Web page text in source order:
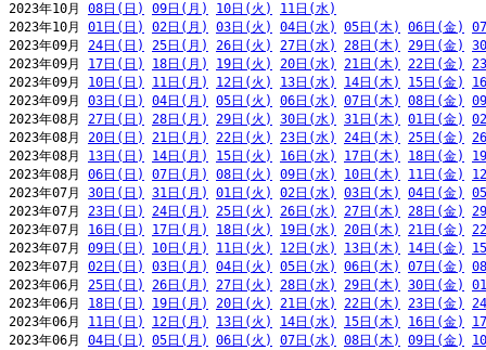
2023年10月 08日(日) 09日(月) 10日(火)
11日(水)
2023年10月 01日(日) 02日(月) 03日(火) 04日(水) 05日(木) 06日(金)
2023年09月 24日(日) 25日(月) 26日(火) 27日(水) 28日(木) 29日(金)
2023年09月 17日(日) 18日(月) 19日(火) 20日(水) 21日(木) 22日(金)
2023年09月 10日(日) 11日(月) 12日(火) 13日(水) 14日(木) 15日(金)
2023年09月 03日(日) 04日(月) 05日(火) 06日(水) 07日(木) 08日(金)
2023年08月 27日(日) 28日(月) 29日(火) 30日(水) 31日(木) 01日(金)
2023年08月 20日(日) 21日(月) 22日(火) 23日(水) 24日(木) 25日(金)
2023年08月 13日(日) 14日(月) 15日(火) 16日(水) 17日(木) 18日(金)
2023年08月 06日(日) 07日(月) 08日(火) 09日(水) 10日(木) 11日(金)
2023年07月 30日(日) 31日(月) 01日(火) 02日(水) 03日(木) 04日(金)
2023年07月 23日(日) 24日(月) 25日(火) 26日(水) 27日(木) 28日(金)
2023年07月 16日(日) 17日(月) 18日(火) 19日(水) 20日(木) 21日(金)
2023年07月 09日(日) 10日(月) 11日(火) 12日(水) 13日(木) 14日(金)
2023年07月 02日(日) 03日(月) 04日(火) 05日(水) 06日(木) 07日(金)
2023年06月 25日(日) 26日(月) 27日(火) 28日(水) 29日(木) 30日(金)
2023年06月 18日(日) 19日(月) 20日(火) 21日(水) 22日(木) 23日(金)
2023年06月 11日(日) 12日(月) 13日(火) 14日(水) 15日(木) 16日(金)
2023年06月 04日(日) 05日(月) 06日(火) 07日(水) 08日(木) 09日(金)